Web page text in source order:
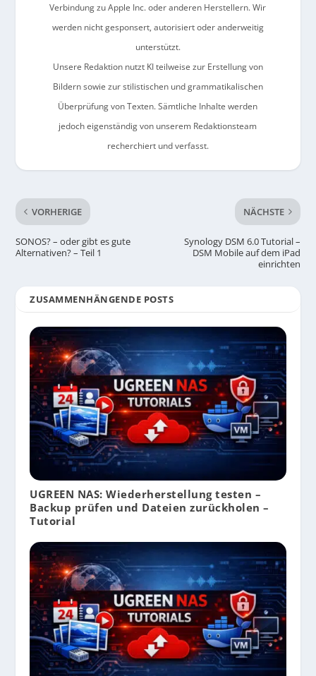
Verbindung zu Apple Inc. oder anderen Herstellern. Wir
werden nicht gesponsert, autorisiert oder anderweitig
unterstützt.
Unsere Redaktion nutzt KI teilweise zur Erstellung von
Bildern sowie zur stilistischen und grammatikalischen
Überprüfung von Texten. Sämtliche Inhalte werden
jedoch eigenständig von unserem Redaktionsteam
recherchiert und verfasst.
VORHERIGE
SONOS? – oder gibt es gute
Alternativen? – Teil 1
NÄCHSTE
Synology DSM 6.0 Tutorial –
DSM Mobile auf dem iPad
einrichten
ZUSAMMENHÄNGENDE POSTS
UGREEN NAS: Wiederherstellung testen –
Backup prüfen und Dateien zurückholen –
Tutorial